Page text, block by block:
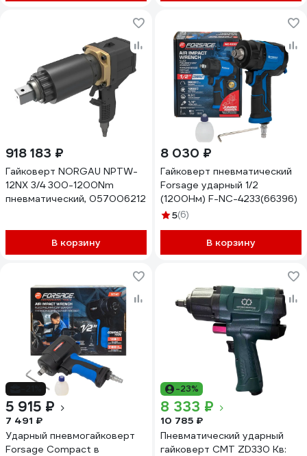
918 183 ₽
Гайковерт NORGAU NPTW-
12NX 3/4 300-1200Nm
пневматический, 057006212
В корзину
8 030 ₽
Гайковерт пневматический
Forsage ударный 1/2
(1200Нм) F-NC-4233(66396)
5(6)
В корзину
5 915 ₽
7 491 ₽
Ударный пневмогайковерт
Forsage Compact в
-23%
8 333 ₽
10 785 ₽
Пневматический ударный
гайковерт СМТ ZD330 Кв: